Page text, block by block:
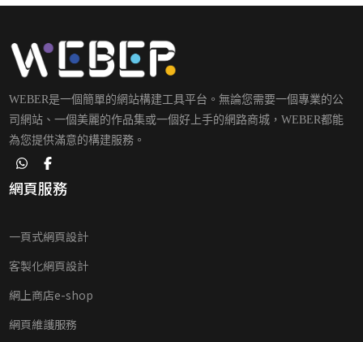
WEBER是一個簡單的網站構建工具平台。無論您需要一個專業的公
司網站、一個美麗的作品集或一個好上手的網路商城，WEBER都能
為您提供滿意的構建服務。
網頁服務
一頁式網頁設計
客製化網頁設計
網上商店e-shop
網頁維護服務